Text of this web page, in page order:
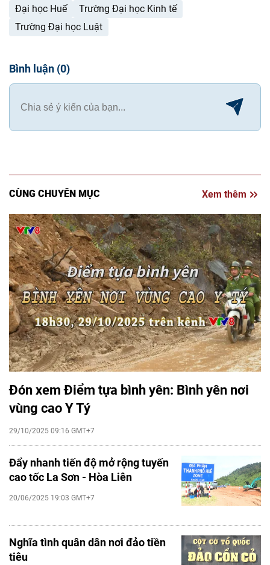
Đại học Huế
Trường Đại học Kinh tế
Trường Đại học Luật
Bình luận (0)
CÙNG CHUYÊN MỤC Xem thêm
Đón xem Điểm tựa bình yên: Bình yên nơi
vùng cao Y Tý
29/10/2025 09:16 GMT+7
Đẩy nhanh tiến độ mở rộng tuyến
cao tốc La Sơn - Hòa Liên
20/06/2025 19:03 GMT+7
Nghĩa tình quân dân nơi đảo tiền
tiêu